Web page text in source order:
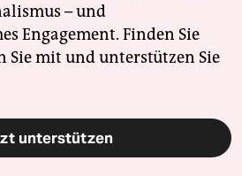
– und
Engagement. Finden Sie
Sie mit und unterstützen Sie
unterstützen